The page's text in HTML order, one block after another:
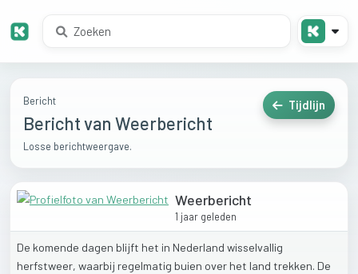
Bericht
Bericht van Weerbericht
Losse berichtweergave.
Tijdlijn
Weerbericht
1 jaar geleden
De komende dagen blijft het in Nederland wisselvallig
herfstweer, waarbij regelmatig buien over het land trekken. De